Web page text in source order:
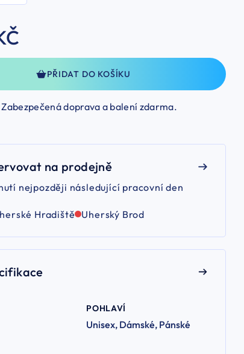
PŘIDAT DO KOŠÍKU
Zabezpečená doprava a balení zdarma.
na prodejně
nejpozději následující pracovní den
Hradiště Uherský Brod
POHLAVÍ
Unisex, Dámské, Pánské